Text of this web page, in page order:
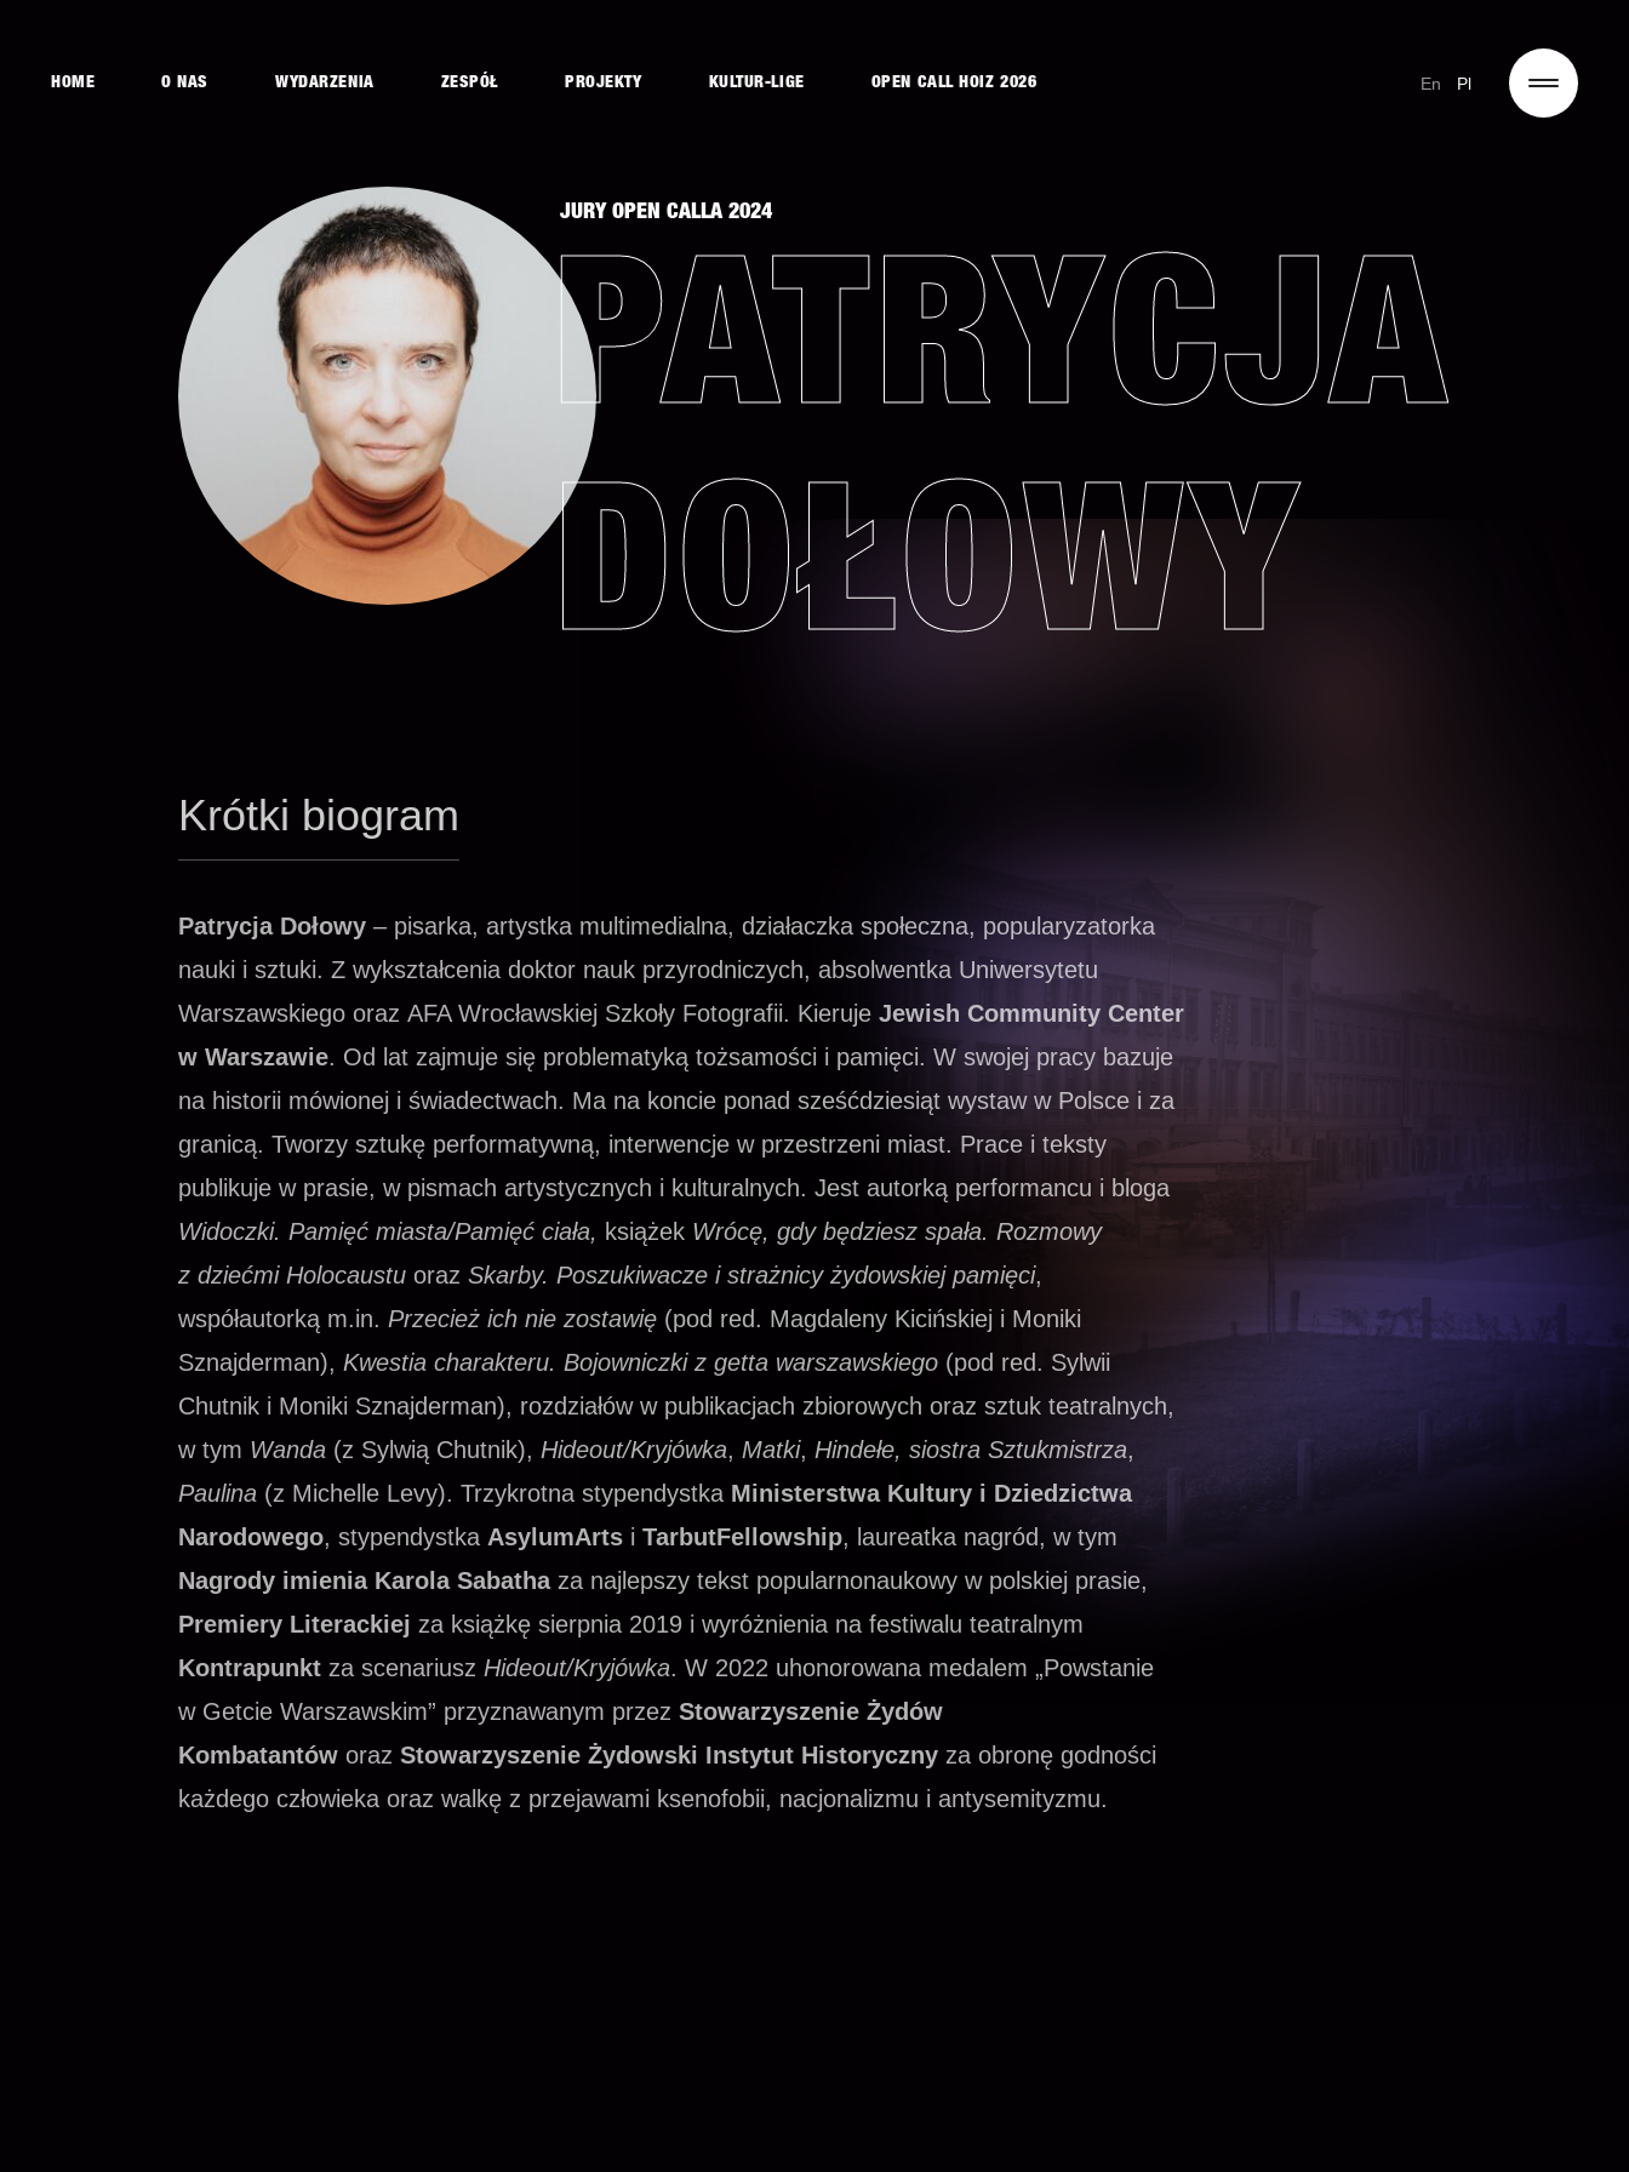
HOME O NAS WYDARZENIA ZESPÓŁ PROJEKTY KULTUR-LIGE OPEN CALL HOIZ 2026 Pl
En
JURY OPEN CALLA 2024
PATRYCJA
DOŁOWY
Krótki biogram
Patrycja Dołowy – pisarka, artystka multimedialna, działaczka społeczna, popularyzatorka
nauki i sztuki. Z wykształcenia doktor nauk przyrodniczych, absolwentka Uniwersytetu
Warszawskiego oraz AFA Wrocławskiej Szkoły Fotografii. Kieruje Jewish Community Center
w Warszawie. Od lat zajmuje się problematyką tożsamości i pamięci. W swojej pracy bazuje
na historii mówionej i świadectwach. Ma na koncie ponad sześćdziesiąt wystaw w Polsce i za
granicą. Tworzy sztukę performatywną, interwencje w przestrzeni miast. Prace i teksty
publikuje w prasie, w pismach artystycznych i kulturalnych. Jest autorką performancu i bloga
Widoczki. Pamięć miasta/Pamięć ciała, książek Wrócę, gdy będziesz spała. Rozmowy
z dziećmi Holocaustu oraz Skarby. Poszukiwacze i strażnicy żydowskiej pamięci,
współautorką m.in. Przecież ich nie zostawię (pod red. Magdaleny Kicińskiej i Moniki
Sznajderman), Kwestia charakteru. Bojowniczki z getta warszawskiego (pod red. Sylwii
Chutnik i Moniki Sznajderman), rozdziałów w publikacjach zbiorowych oraz sztuk teatralnych,
w tym Wanda (z Sylwią Chutnik), Hideout/Kryjówka, Matki, Hindełe, siostra Sztukmistrza,
Paulina (z Michelle Levy). Trzykrotna stypendystka Ministerstwa Kultury i Dziedzictwa
Narodowego, stypendystka AsylumArts i TarbutFellowship, laureatka nagród, w tym
Nagrody imienia Karola Sabathaza najlepszy tekst popularnonaukowy w polskiej prasie,
Premiery Literackiej za książkę sierpnia 2019 i wyróżnienia na festiwalu teatralnym
Kontrapunkt za scenariusz Hideout/Kryjówka. W 2022 uhonorowana medalem „Powstanie
w Getcie Warszawskim” przyznawanym przez Stowarzyszenie Żydów
Kombatantów oraz Stowarzyszenie Żydowski Instytut Historyczny za obronę godności
każdego człowieka oraz walkę z przejawami ksenofobii, nacjonalizmu i antysemityzmu.